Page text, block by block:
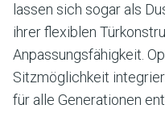
lassen sich sogar als
ihrer flexiblen
Anpassungsfähigkeit.
Sitzmöglichkeit
für alle Generationen